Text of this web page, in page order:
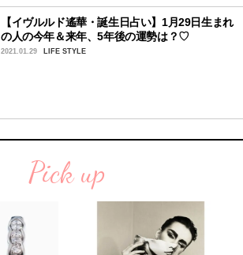
【イヴルルド遙華・誕生日占い】1月29日生まれ
の人の今年＆来年、5年後の運勢は？♡
2021.01.29 LIFE STYLE
Pick up